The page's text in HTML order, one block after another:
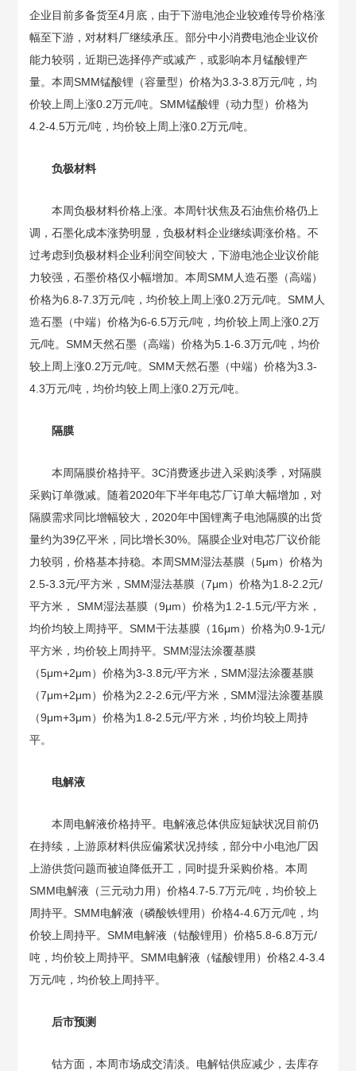
企业目前多备货至4月底，由于下游电池企业较难传导价格涨
幅至下游，对材料厂继续承压。部分中小消费电池企业议价
能力较弱，近期已选择停产或减产，或影响本月锰酸锂产
量。本周SMM锰酸锂（容量型）价格为3.3-3.8万元/吨，均
价较上周上涨0.2万元/吨。SMM锰酸锂（动力型）价格为
4.2-4.5万元/吨，均价较上周上涨0.2万元/吨。
负极材料
本周负极材料价格上涨。本周针状焦及石油焦价格仍上
调，石墨化成本涨势明显，负极材料企业继续调涨价格。不
过考虑到负极材料企业利润空间较大，下游电池企业议价能
力较强，石墨价格仅小幅增加。本周SMM人造石墨（高端）
价格为6.8-7.3万元/吨，均价较上周上涨0.2万元/吨。SMM人
造石墨（中端）价格为6-6.5万元/吨，均价较上周上涨0.2万
元/吨。SMM天然石墨（高端）价格为5.1-6.3万元/吨，均价
较上周上涨0.2万元/吨。SMM天然石墨（中端）价格为3.3-
4.3万元/吨，均价均较上周上涨0.2万元/吨。
隔膜
本周隔膜价格持平。3C消费逐步进入采购淡季，对隔膜
采购订单微减。随着2020年下半年电芯厂订单大幅增加，对
隔膜需求同比增幅较大，2020年中国锂离子电池隔膜的出货
量约为39亿平米，同比增长30%。隔膜企业对电芯厂议价能
力较弱，价格基本持稳。本周SMM湿法基膜（5μm）价格为
2.5-3.3元/平方米，SMM湿法基膜（7μm）价格为1.8-2.2元/
平方米， SMM湿法基膜（9μm）价格为1.2-1.5元/平方米，
均价均较上周持平。SMM干法基膜（16μm）价格为0.9-1元/
平方米，均价较上周持平。SMM湿法涂覆基膜
（5μm+2μm）价格为3-3.8元/平方米，SMM湿法涂覆基膜
（7μm+2μm）价格为2.2-2.6元/平方米，SMM湿法涂覆基膜
（9μm+3μm）价格为1.8-2.5元/平方米，均价均较上周持
平。
电解液
本周电解液价格持平。电解液总体供应短缺状况目前仍
在持续，上游原材料供应偏紧状况持续，部分中小电池厂因
上游供货问题而被迫降低开工，同时提升采购价格。本周
SMM电解液（三元动力用）价格4.7-5.7万元/吨，均价较上
周持平。SMM电解液（磷酸铁锂用）价格4-4.6万元/吨，均
价较上周持平。SMM电解液（钴酸锂用）价格5.8-6.8万元/
吨，均价较上周持平。SMM电解液（锰酸锂用）价格2.4-3.4
万元/吨，均价较上周持平。
后市预测
钴方面，本周市场成交清淡。电解钴供应减少，去库存